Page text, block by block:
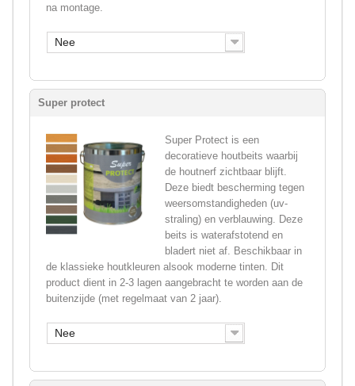
na montage.
Nee
Super protect
Super Protect is een
decoratieve houtbeits waarbij
de houtnerf zichtbaar blijft.
Deze biedt bescherming tegen
weersomstandigheden (uv-
straling) en verblauwing. Deze
beits is waterafstotend en
bladert niet af. Beschikbaar in
de klassieke houtkleuren alsook moderne tinten. Dit
product dient in 2-3 lagen aangebracht te worden aan de
buitenzijde (met regelmaat van 2 jaar).
Nee